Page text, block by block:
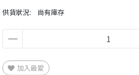
供貨狀況: 尚有庫存
加入最愛